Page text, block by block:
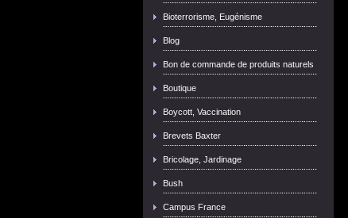
Bioterrorisme, Eugénisme
Blog
Bon de commande de produits naturels
Boutique
Boycott, Vaccination
Brevets Baxter
Bricolage, Jardinage
Bush
Campus France